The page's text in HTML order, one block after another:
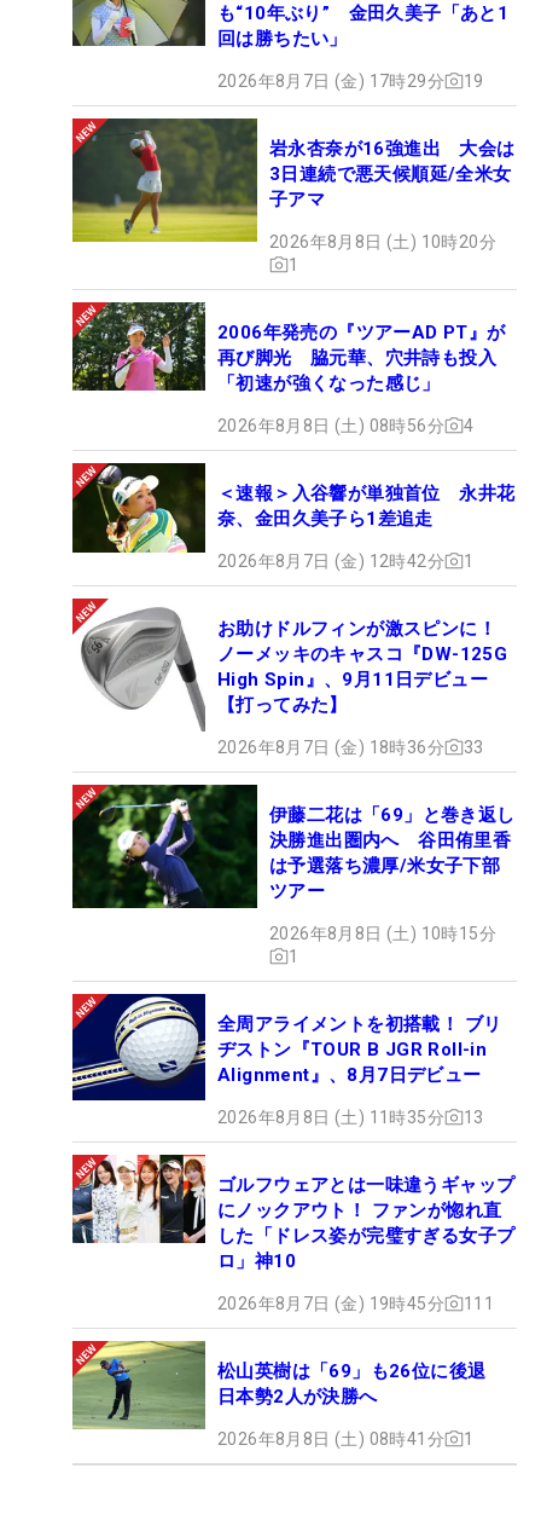
も“10年ぶり” 金田久美子「あと1
回は勝ちたい」
2026年8月7日 (金) 17時29分 19
岩永杏奈が16強進出 大会は
3日連続で悪天候順延/全米女
子アマ
2026年8月8日 (土) 10時20分
1
2006年発売の『ツアーAD PT』が
再び脚光 脇元華、穴井詩も投入
「初速が強くなった感じ」
2026年8月8日 (土) 08時56分 4
＜速報＞入谷響が単独首位 永井花
奈、金田久美子ら1差追走
2026年8月7日 (金) 12時42分 1
お助けドルフィンが激スピンに！
ノーメッキのキャスコ『DW-125G
High Spin』、9月11日デビュー
【打ってみた】
2026年8月7日 (金) 18時36分 33
伊藤二花は「69」と巻き返し
決勝進出圏内へ 谷田侑里香
は予選落ち濃厚/米女子下部
ツアー
2026年8月8日 (土) 10時15分
1
全周アライメントを初搭載！ ブリ
ヂストン『TOUR B JGR Roll-in
Alignment』、8月7日デビュー
2026年8月8日 (土) 11時35分 13
ゴルフウェアとは一味違うギャップ
にノックアウト！ ファンが惚れ直
した「ドレス姿が完璧すぎる女子プ
ロ」神10
2026年8月7日 (金) 19時45分 111
松山英樹は「69」も26位に後退
日本勢2人が決勝へ
2026年8月8日 (土) 08時41分 1